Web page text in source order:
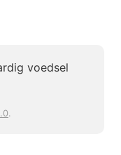
voedsel
.